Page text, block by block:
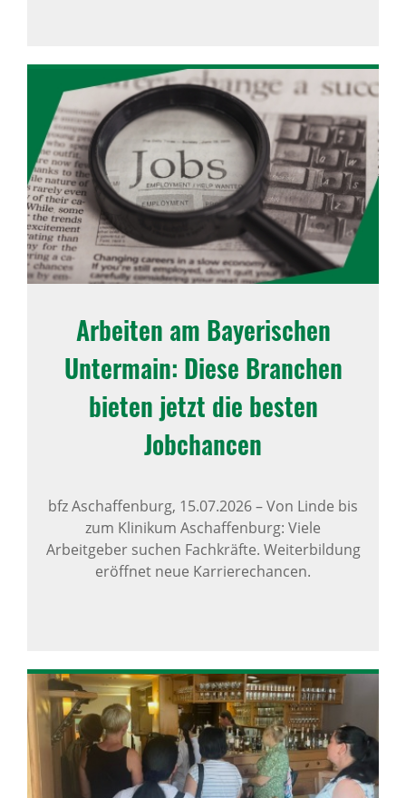
Arbeiten am Baye­ri­schen
Unter­main: Diese Bran­chen
bieten jetzt die besten
Jobchancen
bfz Aschaffenburg, 15.07.2026–Von Linde bis
zum Klinikum Aschaffenburg: Viele
Arbeitgeber suchen Fachkräfte. Weiterbildung
eröffnet neue Karrierechancen.